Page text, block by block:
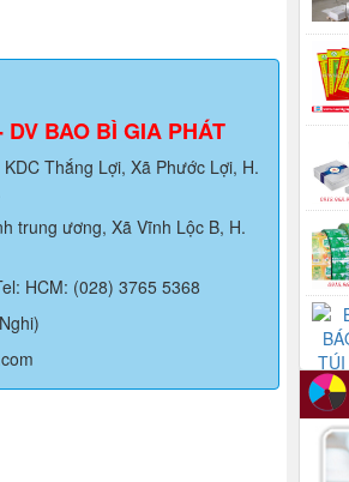
BAO BÌ GIA PHÁT
Thắng Lợi, Xã Phước Lợi, H.
trung ương, Xã Vĩnh Lộc B, H.
HCM: (028) 3765 5368